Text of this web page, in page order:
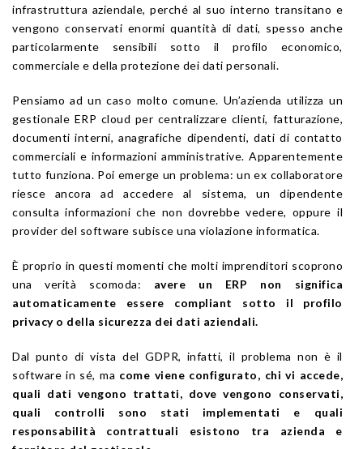
infrastruttura aziendale, perché al suo interno transitano e
vengono conservati enormi quantità di dati, spesso anche
particolarmente sensibili sotto il profilo economico,
commerciale e della protezione dei dati personali.
Pensiamo ad un caso molto comune. Un’azienda utilizza un
gestionale ERP cloud per centralizzare clienti, fatturazione,
documenti interni, anagrafiche dipendenti, dati di contatto
commerciali e informazioni amministrative. Apparentemente
tutto funziona. Poi emerge un problema: un ex collaboratore
riesce ancora ad accedere al sistema, un dipendente
consulta informazioni che non dovrebbe vedere, oppure il
provider del software subisce una violazione informatica.
È proprio in questi momenti che molti imprenditori scoprono
una verità scomoda: avere un ERP non significa
automaticamente essere compliant sotto il profilo
privacy o della sicurezza dei dati aziendali.
Dal punto di vista del GDPR, infatti, il problema non è il
software in sé, ma come viene configurato, chi vi accede,
quali dati vengono trattati, dove vengono conservati,
quali controlli sono stati implementati e quali
responsabilità contrattuali esistono tra azienda e